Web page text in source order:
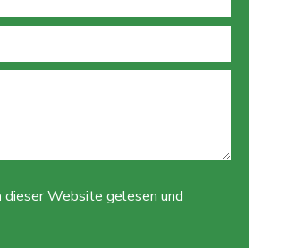
dieser Website gelesen und